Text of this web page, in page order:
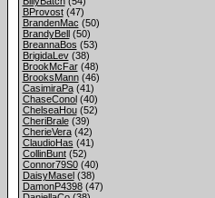
BProvost(47)
BrandenMac (50)
BrandyBell(50)
BreannaBos (53)
BrigidaLev(38)
BrookMcFar(48)
BrooksMann(46)
CasimiraPa(41)
ChaseConol(40)
ChelseaHou(52)
CheriBrale(39)
CherieVera(42)
ClaudioHas (41)
CollinBunt(52)
Connor79S0(40)
DaisyMasel(38)
DamonP4398(47)